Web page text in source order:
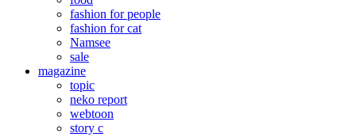
fashion for people
fashion for cat
Namsee
sale
magazine
topic
neko report
webtoon
story c